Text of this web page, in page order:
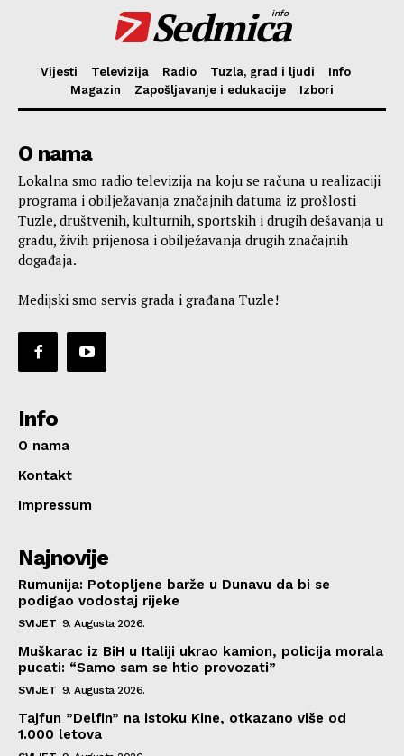
Sedmica
info
Vijesti Televizija Radio Tuzla, grad i ljudi
Info
Magazin
Zapošljavanje i edukacije Izbori
O nama
Lokalna smo radio televizija na koju se računa u realizaciji
programa i obilježavanja značajnih datuma iz prošlosti
Tuzle, društvenih, kulturnih, sportskih i drugih dešavanja u
gradu, živih prijenosa i obilježavanja drugih značajnih
događaja.
Medijski smo servis grada i građana Tuzle!
Info
O nama
Kontakt
Impressum
Najnovije
Rumunija: Potopljene barže u Dunavu da bi se
podigao vodostaj rijeke
SVIJET 9. Augusta 2026.
Muškarac iz BiH u Italiji ukrao kamion, policija morala
pucati: “Samo sam se htio provozati”
SVIJET 9. Augusta 2026.
Tajfun ”Delfin” na istoku Kine, otkazano više od
1.000 letova